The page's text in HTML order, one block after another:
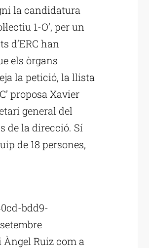
la candidatura
1-O’, per un
d’ERC han
els òrgans
la petició, la llista
proposa Xavier
general del
de la direcció. Sí
de 18 persones,
bdd9-
Àngel Ruiz com a